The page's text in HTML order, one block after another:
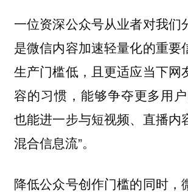
一位资深公众号从业者对我们
是微信内容加速轻量化的重要
生产门槛低，且更适应当下网
容的习惯，能够争夺更多用
也能进一步与短视频、直播内
混合信息流”。
降低公众号创作门槛的同时，